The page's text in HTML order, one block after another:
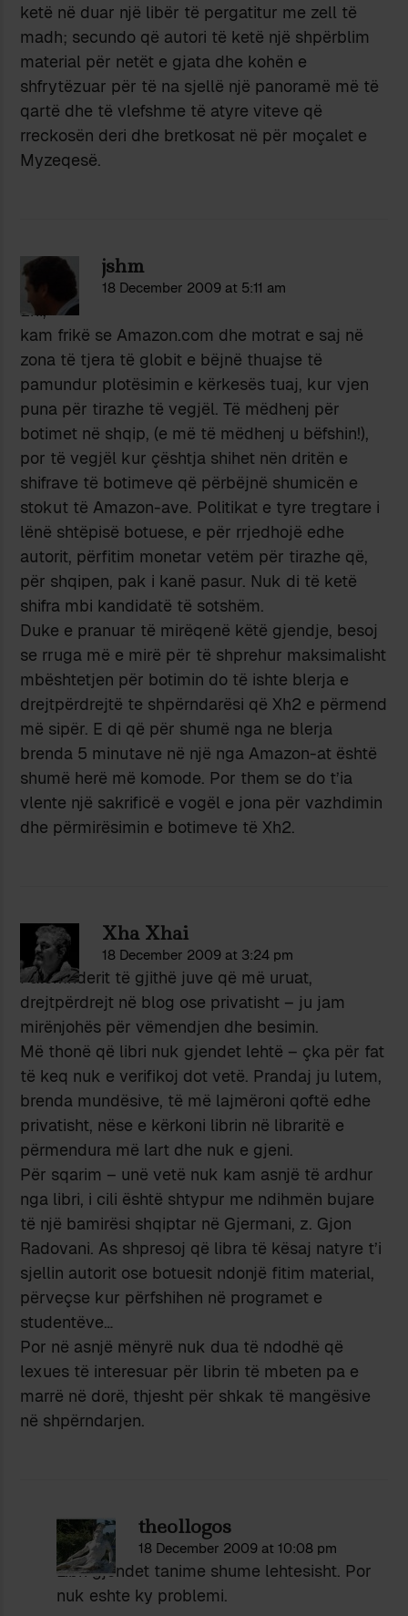
ketë në duar një libër të pergatitur me zell të
madh; secundo që autori të ketë një shpërblim
material për netët e gjata dhe kohën e
shfrytëzuar për të na sjellë një panoramë më të
qartë dhe të vlefshme të atyre viteve që
rreckosën deri dhe bretkosat në për moçalet e
Myzeqesë.
jshm
18 December 2009 at 5:11 am
Eni,
kam frikë se Amazon.com dhe motrat e saj në
zona të tjera të globit e bëjnë thuajse të
pamundur plotësimin e kërkesës tuaj, kur vjen
puna për tirazhe të vegjël. Të mëdhenj për
botimet në shqip, (e më të mëdhenj u bëfshin!),
por të vegjël kur çështja shihet nën dritën e
shifrave të botimeve që përbëjnë shumicën e
stokut të Amazon-ave. Politikat e tyre tregtare i
lënë shtëpisë botuese, e për rrjedhojë edhe
autorit, përfitim monetar vetëm për tirazhe që,
për shqipen, pak i kanë pasur. Nuk di të ketë
shifra mbi kandidatë të sotshëm.
Duke e pranuar të mirëqenë këtë gjendje, besoj
se rruga më e mirë për të shprehur maksimalisht
mbështetjen për botimin do të ishte blerja e
drejtpërdrejtë te shpërndarësi që Xh2 e përmend
më sipër. E di që për shumë nga ne blerja
brenda 5 minutave në një nga Amazon-at është
shumë herë më komode. Por them se do t’ia
vlente një sakrificë e vogël e jona për vazhdimin
dhe përmirësimin e botimeve të Xh2.
Xha Xhai
18 December 2009 at 3:24 pm
Falemnderit të gjithë juve që më uruat,
drejtpërdrejt në blog ose privatisht – ju jam
mirënjohës për vëmendjen dhe besimin.
Më thonë që libri nuk gjendet lehtë – çka për fat
të keq nuk e verifikoj dot vetë. Prandaj ju lutem,
brenda mundësive, të më lajmëroni qoftë edhe
privatisht, nëse e kërkoni librin në libraritë e
përmendura më lart dhe nuk e gjeni.
Për sqarim – unë vetë nuk kam asnjë të ardhur
nga libri, i cili është shtypur me ndihmën bujare
të një bamirësi shqiptar në Gjermani, z. Gjon
Radovani. As shpresoj që libra të kësaj natyre t’i
sjellin autorit ose botuesit ndonjë fitim material,
përveçse kur përfshihen në programet e
studentëve…
Por në asnjë mënyrë nuk dua të ndodhë që
lexues të interesuar për librin të mbeten pa e
marrë në dorë, thjesht për shkak të mangësive
në shpërndarjen.
theollogos
18 December 2009 at 10:08 pm
Libri gjendet tanime shume lehtesisht. Por
nuk eshte ky problemi.